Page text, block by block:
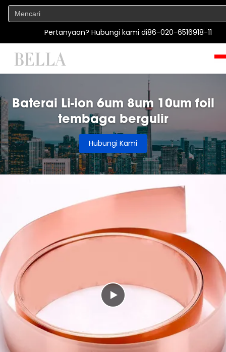
Pertanyaan? Hubungi kami di86-020-6516918-11
Baterai Li-ion 6um 8um 10um foil
tembaga bergulir
Hubungi Kami